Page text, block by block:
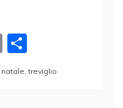
E
m
ai
o
n
natale ,treviglio